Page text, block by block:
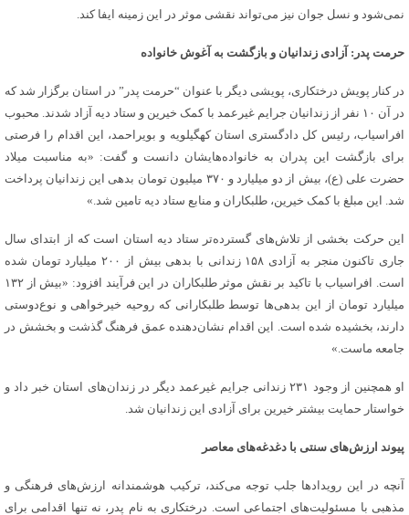
نمی‌شود و نسل جوان نیز می‌تواند نقشی موثر در این زمینه ایفا کند.
حرمت پدر: آزادی زندانیان و بازگشت به آغوش خانواده
در کنار پویش درختکاری، پویشی دیگر با عنوان “حرمت پدر” در استان برگزار شد که
در آن ۱۰ نفر از زندانیان جرایم غیرعمد با کمک خیرین و ستاد دیه آزاد شدند. محبوب
افراسیاب، رئیس کل دادگستری استان کهگیلویه و بویراحمد، این اقدام را فرصتی
برای بازگشت این پدران به خانواده‌هایشان دانست و گفت: «به مناسبت میلاد
حضرت علی (ع)، بیش از دو میلیارد و ۳۷۰ میلیون تومان بدهی این زندانیان پرداخت
شد. این مبلغ با کمک خیرین، طلبکاران و منابع ستاد دیه تامین شد.»
این حرکت بخشی از تلاش‌های گسترده‌تر ستاد دیه استان است که از ابتدای سال
جاری تاکنون منجر به آزادی ۱۵۸ زندانی با بدهی بیش از ۲۰۰ میلیارد تومان شده
است. افراسیاب با تاکید بر نقش موثر طلبکاران در این فرآیند افزود: «بیش از ۱۳۲
میلیارد تومان از این بدهی‌ها توسط طلبکارانی که روحیه خیرخواهی و نوع‌دوستی
دارند، بخشیده شده است. این اقدام نشان‌دهنده عمق فرهنگ گذشت و بخشش در
جامعه ماست.»
او همچنین از وجود ۲۳۱ زندانی جرایم غیرعمد دیگر در زندان‌های استان خبر داد و
خواستار حمایت بیشتر خیرین برای آزادی این زندانیان شد.
پیوند ارزش‌های سنتی با دغدغه‌های معاصر
آنچه در این رویدادها جلب توجه می‌کند، ترکیب هوشمندانه ارزش‌های فرهنگی و
مذهبی با مسئولیت‌های اجتماعی است. درختکاری به نام پدر، نه تنها اقدامی برای